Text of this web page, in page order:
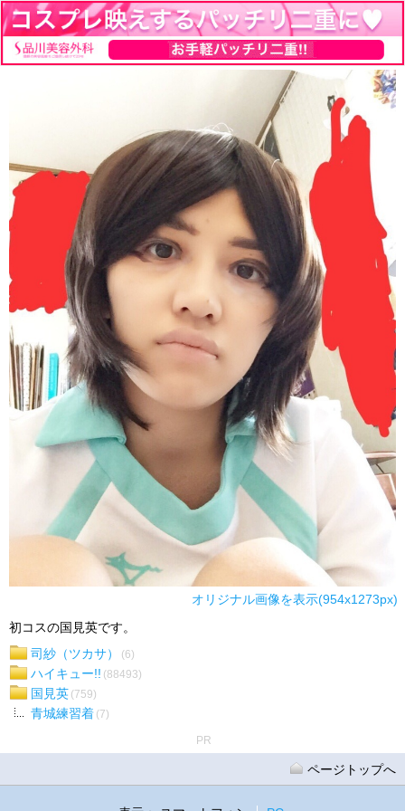
オリジナル画像を表示(954x1273px)
初コスの国見英です。
司紗（ツカサ）
(6)
ハイキュー!! (88493)
国見英 (759)
青城練習着 (7)
PR
ページトップへ